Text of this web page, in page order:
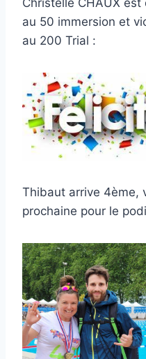
au 50 immersion et
au 200 Trial :
Thibaut arrive 4ème,
prochaine pour le